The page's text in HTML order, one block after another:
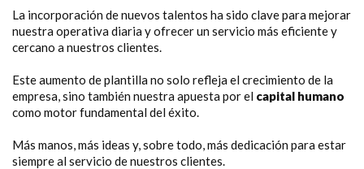
La incorporación de nuevos talentos ha sido clave para mejorar
nuestra operativa diaria y ofrecer un servicio más eficiente y
cercano a nuestros clientes.
Este aumento de plantilla no solo refleja el crecimiento de la
empresa, sino también nuestra apuesta por el capital humano
como motor fundamental del éxito.
Más manos, más ideas y, sobre todo, más dedicación para estar
siempre al servicio de nuestros clientes.